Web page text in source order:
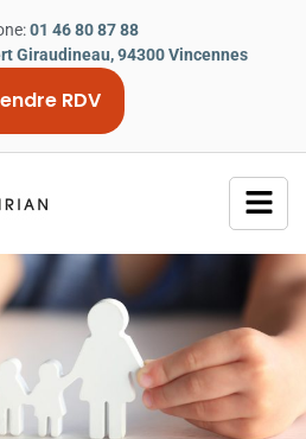
01 46 80 87 88
Giraudineau, 94300 Vincennes
RDV